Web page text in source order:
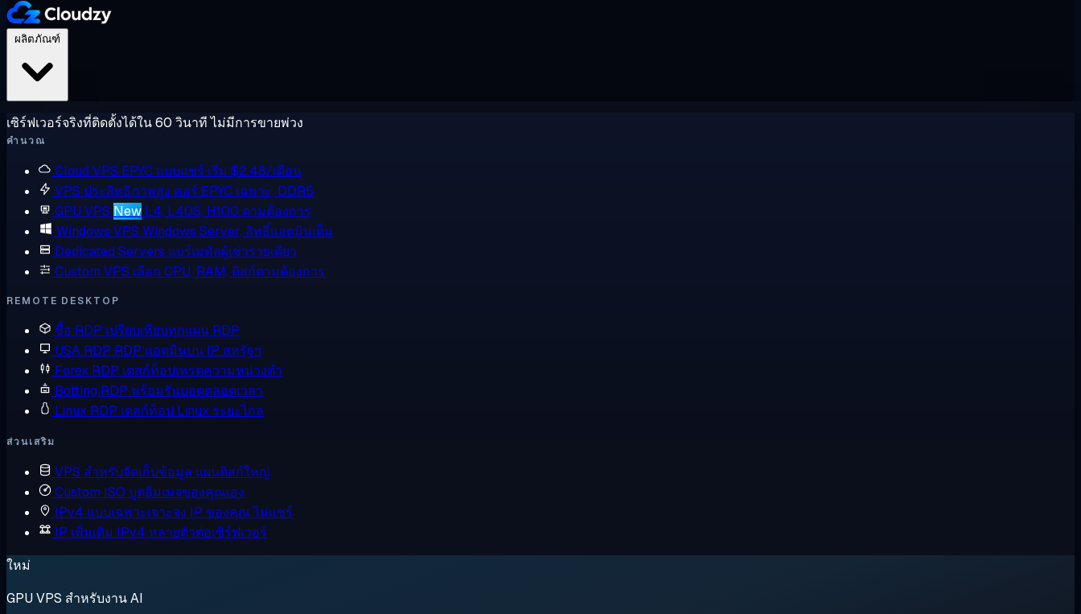
เซิร์ฟเวอร์จริงที่ติดตั้งได้ใน 60 วินาที ไม่มีการขายพ่วง
คำนวณ
Cloud VPS EPYC แบบแชร์ เริ่ม $2.48/เดือน
VPS ประสิทธิภาพสูง คอร์ EPYC เฉพาะ, DDR5
GPU VPS New L4, L40S, H100 ตามต้องการ
Windows VPS Windows Server, สิทธิ์แอดมินเต็ม
Dedicated Servers แบร์เมทัลผู้เช่ารายเดียว
Custom VPS เลือก CPU, RAM, ดิสก์ตามต้องการ
REMOTE DESKTOP
ซื้อ RDP เปรียบเทียบทุกแผน RDP
USA RDP RDP แอดมินบน IP สหรัฐฯ
Forex RDP เดสก์ท็อปเทรดความหน่วงต่ำ
Botting RDP พร้อมรันบอตตลอดเวลา
Linux RDP เดสก์ท็อป Linux ระยะไกล
ส่วนเสริม
VPS สำหรับจัดเก็บข้อมูล แผนดิสก์ใหญ่
Custom ISO บูตอิมเมจของคุณเอง
IPv4 แบบเฉพาะเจาะจง IP ของคุณ ไม่แชร์
IP เพิ่มเติม IPv4 หลายตัวต่อเซิร์ฟเวอร์
ใหม่
GPU VPS สำหรับงาน AI